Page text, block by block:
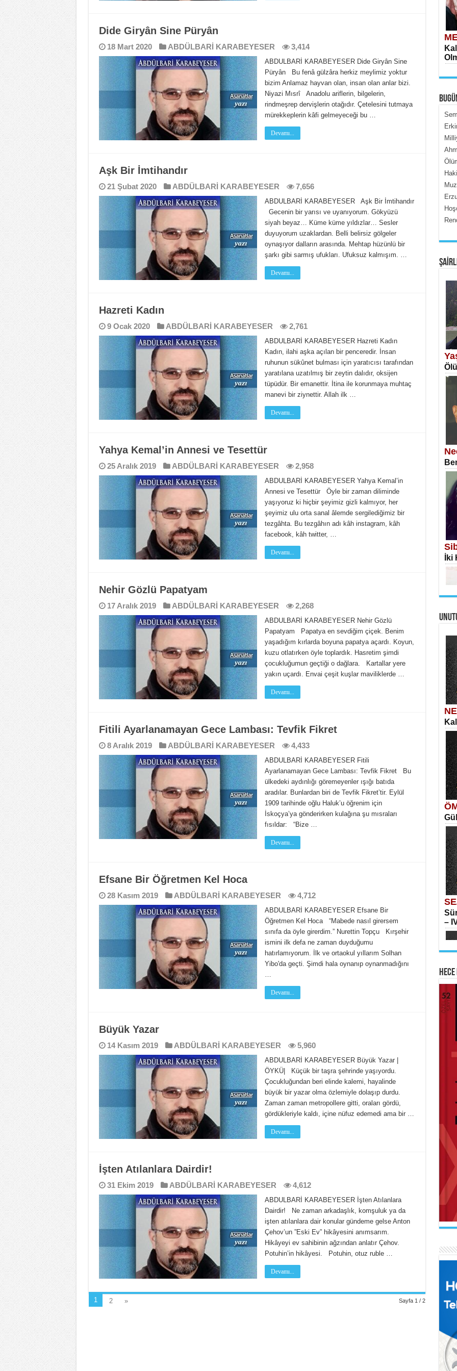
Dide Giryân Sine Püryân
18 Mart 2020 ABDÜLBARİ KARABEYESER 3,414
ABDULBARİ KARABEYESER Dide Giryân Sine
Püryân Bu fenâ gülzâra herkiz meylimiz yoktur
bizim Anlamaz hayvan olan, insan olan anlar bizi.
Niyazi Mısrî Anadolu ariflerin, bilgelerin,
rindmeşrep dervişlerin otağıdır. Çetelesini tutmaya
mürekkeplerin kâfi gelmeyeceği bu …
Devamı...
Aşk Bir İmtihandır
21 Şubat 2020 ABDÜLBARİ KARABEYESER 7,656
ABDULBARİ KARABEYESER Aşk Bir İmtihandır
Gecenin bir yarısı ve uyanıyorum. Gökyüzü
siyah beyaz… Küme küme yıldızlar… Sesler
duyuyorum uzaklardan. Belli belirsiz gölgeler
oynaşıyor dalların arasında. Mehtap hüzünlü bir
şarkı gibi sarmış ufukları. Ufuksuz kalmışım. …
Devamı...
Hazreti Kadın
9 Ocak 2020 ABDÜLBARİ KARABEYESER 2,761
ABDULBARİ KARABEYESER Hazreti Kadın
Kadın, ilahi aşka açılan bir penceredir. İnsan
ruhunun sükûnet bulması için yaratıcısı tarafından
yaratılana uzatılmış bir zeytin dalıdır, oksijen
tüpüdür. Bir emanettir. İtina ile korunmaya muhtaç
manevi bir ziynettir. Allah ilk …
Devamı...
Yahya Kemal’in Annesi ve Tesettür
25 Aralık 2019 ABDÜLBARİ KARABEYESER 2,958
ABDULBARİ KARABEYESER Yahya Kemal’in
Annesi ve Tesettür Öyle bir zaman diliminde
yaşıyoruz ki hiçbir şeyimiz gizli kalmıyor, her
şeyimiz ulu orta sanal âlemde sergilediğimiz bir
tezgâhta. Bu tezgâhın adı kâh instagram, kâh
facebook, kâh twitter, …
Devamı...
Nehir Gözlü Papatyam
17 Aralık 2019 ABDÜLBARİ KARABEYESER 2,268
ABDULBARİ KARABEYESER Nehir Gözlü
Papatyam Papatya en sevdiğim çiçek. Benim
yaşadığım kırlarda boyuna papatya açardı. Koyun,
kuzu otlatırken öyle toplardık. Hasretim şimdi
çocukluğumun geçtiği o dağlara. Kartallar yere
yakın uçardı. Envai çeşit kuşlar maviliklerde …
Devamı...
Fitili Ayarlanamayan Gece Lambası: Tevfik Fikret
8 Aralık 2019 ABDÜLBARİ KARABEYESER 4,433
ABDULBARİ KARABEYESER Fitili
Ayarlanamayan Gece Lambası: Tevfik Fikret Bu
ülkedeki aydınlığı göremeyenler ışığı batıda
aradılar. Bunlardan biri de Tevfik Fikret’tir. Eylül
1909 tarihinde oğlu Haluk’u öğrenim için
İskoçya’ya gönderirken kulağına şu mısraları
fısıldar: “Bize …
Devamı...
Efsane Bir Öğretmen Kel Hoca
28 Kasım 2019 ABDÜLBARİ KARABEYESER 4,712
ABDULBARİ KARABEYESER Efsane Bir
Öğretmen Kel Hoca “Mabede nasıl girersem
sınıfa da öyle girerdim.” Nurettin Topçu Kırşehir
ismini ilk defa ne zaman duyduğumu
hatırlamıyorum. İlk ve ortaokul yıllarım Solhan
Yibo'da geçti. Şimdi hala oynanıp oynanmadığını
…
Devamı...
Büyük Yazar
14 Kasım 2019 ABDÜLBARİ KARABEYESER 5,960
ABDULBARİ KARABEYESER Büyük Yazar |
ÖYKÜ| Küçük bir taşra şehrinde yaşıyordu.
Çocukluğundan beri elinde kalemi, hayalinde
büyük bir yazar olma özlemiyle dolaşıp durdu.
Zaman zaman metropollere gitti, oraları gördü,
gördükleriyle kaldı, içine nüfuz edemedi ama bir …
Devamı...
İşten Atılanlara Dairdir!
31 Ekim 2019 ABDÜLBARİ KARABEYESER 4,612
ABDULBARİ KARABEYESER İşten Atılanlara
Dairdir! Ne zaman arkadaşlık, komşuluk ya da
işten atılanlara dair konular gündeme gelse Anton
Çehov’un ”Eski Ev” hikâyesini anımsarım.
Hikâyeyi ev sahibinin ağzından anlatır Çehov.
Potuhin’in hikâyesi. Potuhin, otuz ruble …
Devamı...
Sayfa 1 / 2
1 2 »
İki
Ne
–